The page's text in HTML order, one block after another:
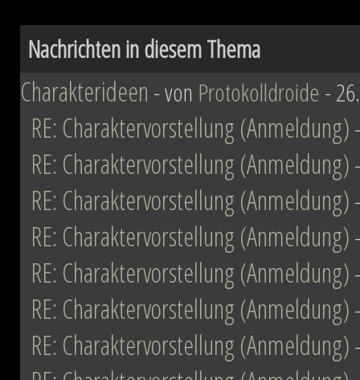
Nachrichten in diesem Thema
Charakterideen - von Protokolldroide -
RE: Charaktervorstellung (Anmeldung)
RE: Charaktervorstellung (Anmeldung)
RE: Charaktervorstellung (Anmeldung)
RE: Charaktervorstellung (Anmeldung)
RE: Charaktervorstellung (Anmeldung)
RE: Charaktervorstellung (Anmeldung)
RE: Charaktervorstellung (Anmeldung)